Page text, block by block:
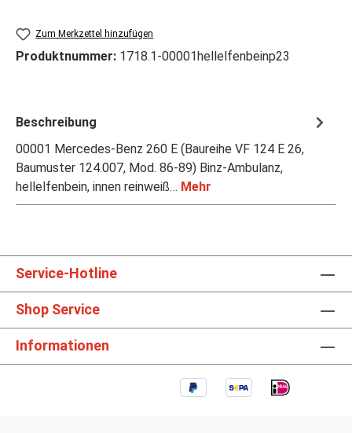
Zum Merkzettel hinzufügen
Produktnummer: 1718.1-00001hellelfenbeinp23
Beschreibung
00001 Mercedes-Benz 260 E (Baureihe VF 124 E 26,
Baumuster 124.007, Mod. 86-89) Binz-Ambulanz,
hellelfenbein, innen reinweiß… Mehr
Service-Hotline
Shop Service
Informationen